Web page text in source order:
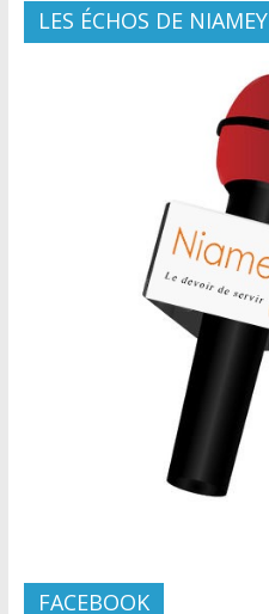
LES ÉCHOS DE NIAMEY
FACEBOOK